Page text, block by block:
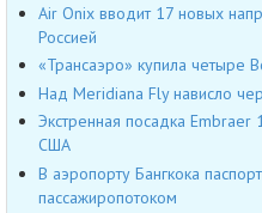
Air Onix вводит 17 новых
Россией
«Трансаэро» купила четыре
Над Meridiana Fly нависло
Экстренная посадка Embraer
США
В аэропорту Бангкока
пассажиропотоком